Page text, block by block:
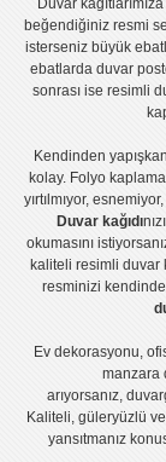
Duvar
beğendiğiniz resmi
isterseniz büyük
ebatlarda duvar
sonrası iseresimli
Kendinden
kolay. Folyo kaplama
yırtılmıyor,
Duvar kağıdı
okumasını
kaliteli resimli duvar
resminizi
Ev dekorasyonu,
manzara
arıyorsanız,
Kaliteli, güleryüzlü
yansıtmanız